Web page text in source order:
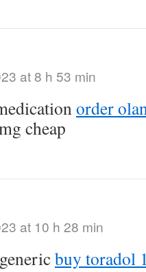
at 8 h 53 min
order
cheap
at 10 h 28 min
buy toradol